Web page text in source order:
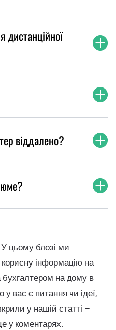
дистанційної
віддалено?
У цьому блозі ми
інформацію на
бухгалтером на дому в
у вас є питання чи ідеї,
у нашій статті –
у коментарях.